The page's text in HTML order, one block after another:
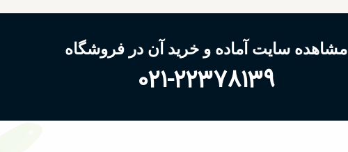
مشاهده سایت آماده و خرید آن در فروشگاه
021-22378139